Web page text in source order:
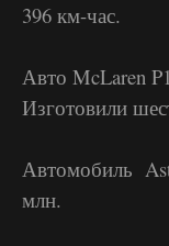
396 км-час.
Авто McLaren
Изготовили
Автомобиль
млн.